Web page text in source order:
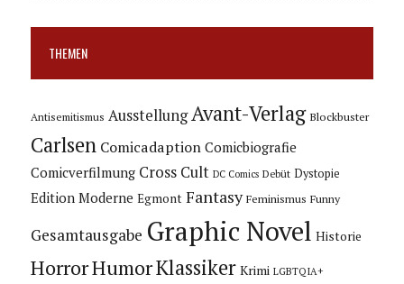
THEMEN
Antisemitismus Ausstellung Avant-Verlag Blockbuster
Carlsen Comicadaption Comicbiografie
Comicverfilmung Cross Cult DC Comics Debüt Dystopie
Edition Moderne Egmont Fantasy Feminismus Funny
Gesamtausgabe Graphic Novel Historie
HorrorHumorKlassiker Krimi LGBTQIA+